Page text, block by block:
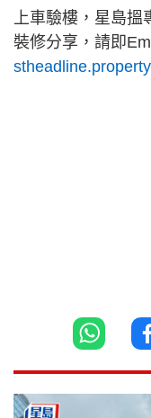
上車驗樓，星島搵
裝修分享，請即